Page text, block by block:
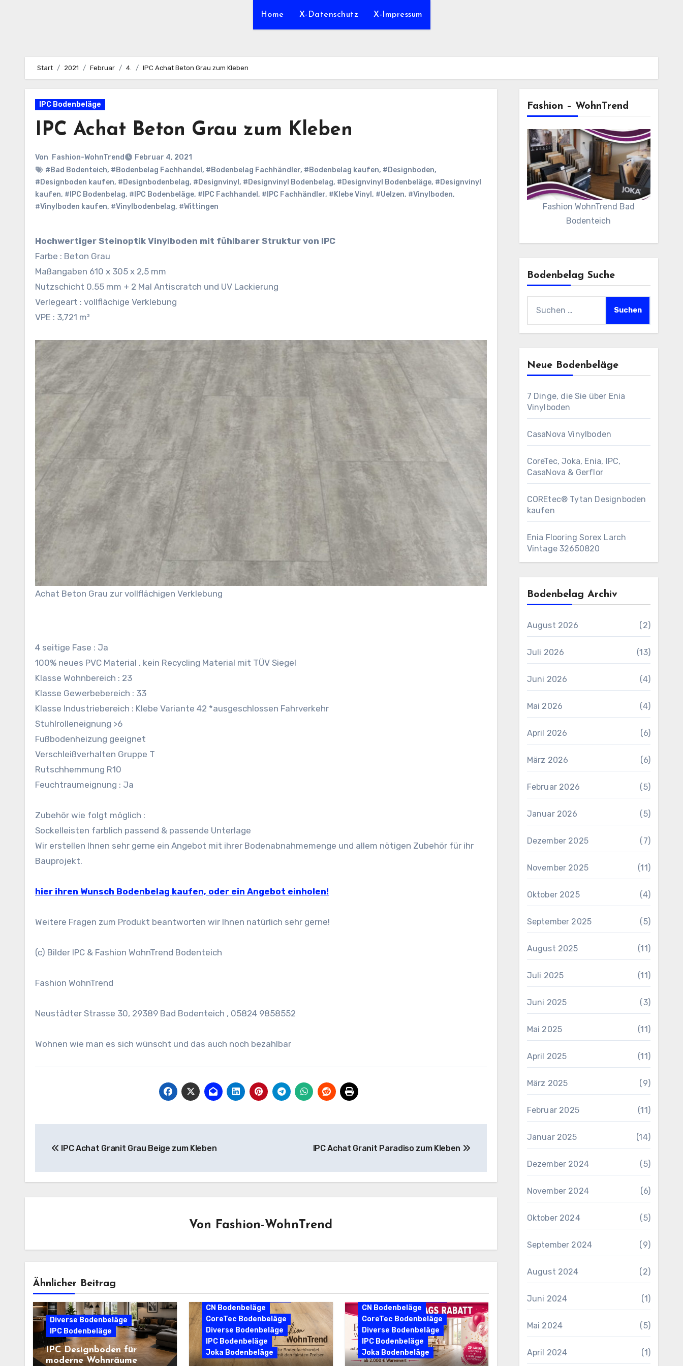
Home X-Datenschutz X-Impressum
Start 2021 Februar 4. IPC Achat Beton Grau zum Kleben
IPC Bodenbeläge
IPC Achat Beton Grau zum Kleben
Von Fashion-WohnTrend
Februar 4, 2021
#Bad Bodenteich, #Bodenbelag Fachhandel , #Bodenbelag Fachhändler, #Bodenbelag kaufen, #Designboden,
#Designboden kaufen, #Designbodenbelag, #Designvinyl , #Designvinyl Bodenbelag, #Designvinyl Bodenbeläge, #Designvinyl
kaufen, #IPC Bodenbelag, #IPC Bodenbeläge, #IPC Fachhandel , #IPC Fachhändler, #Klebe Vinyl , #Uelzen, #Vinylboden,
#Vinylboden kaufen, #Vinylbodenbelag, #Wittingen
Hochwertiger Steinoptik Vinylboden mit fühlbarer Struktur von IPC
Farbe : Beton Grau
Maßangaben 610 x 305 x 2,5 mm
Nutzschicht 0.55 mm + 2 Mal Antiscratch und UV Lackierung
Verlegeart : vollflächige Verklebung
VPE : 3,721 m²
Achat Beton Grau zur vollflächigen Verklebung
4 seitige Fase : Ja
100% neues PVC Material , kein Recycling Material mit TÜV Siegel
Klasse Wohnbereich : 23
Klasse Gewerbebereich : 33
Klasse Industriebereich : Klebe Variante 42 *ausgeschlossen Fahrverkehr
Stuhlrolleneignung >6
Fußbodenheizung geeignet
Verschleißverhalten Gruppe T
Rutschhemmung R10
Feuchtraumeignung : Ja
Zubehör wie folgt möglich :
Sockelleisten farblich passend & passende Unterlage
Wir erstellen Ihnen sehr gerne ein Angebot mit ihrer Bodenabnahmemenge und allem nötigen Zubehör für ihr
Bauprojekt.
hier ihren Wunsch Bodenbelag kaufen, oder ein Angebot einholen!
Weitere Fragen zum Produkt beantworten wir Ihnen natürlich sehr gerne!
(c) Bilder IPC & Fashion WohnTrend Bodenteich
Fashion WohnTrend
Neustädter Strasse 30, 29389 Bad Bodenteich , 05824 9858552
Wohnen wie man es sich wünscht und das auch noch bezahlbar
IPC Achat Granit Grau Beige zum Kleben IPC Achat Granit Paradiso zum Kleben
Von Fashion-WohnTrend
Ähnlicher Beitrag
Diverse Bodenbeläge
IPC Bodenbeläge
IPC Designboden für
moderne Wohnräume
Aspecta Bodenbeläge
CN Bodenbeläge
CoreTec Bodenbeläge
Diverse Bodenbeläge
IPC Bodenbeläge
Joka Bodenbeläge
Aspecta Bodenbeläge
CN Bodenbeläge
CoreTec Bodenbeläge
Diverse Bodenbeläge
IPC Bodenbeläge
Joka Bodenbeläge
Fashion – WohnTrend
Fashion WohnTrend Bad
Bodenteich
Bodenbelag Suche
nach:
Neue Bodenbeläge
7 Dinge, die Sie über Enia
Vinylboden
CasaNova Vinylboden
CoreTec, Joka, Enia, IPC,
CasaNova & Gerflor
COREtec® Tytan Designboden
kaufen
Enia Flooring Sorex ​Larch
Vintage 32650820
Bodenbelag Archiv
August 2026 (2)
Juli 2026 (13)
Juni 2026 (4)
Mai 2026 (4)
April 2026 (6)
März 2026 (6)
Februar 2026 (5)
Januar 2026 (5)
Dezember 2025 (7)
November 2025 (11)
Oktober 2025 (4)
September 2025 (5)
August 2025 (11)
Juli 2025 (11)
Juni 2025 (3)
Mai 2025 (11)
April 2025 (11)
März 2025 (9)
Februar 2025 (11)
Januar 2025 (14)
Dezember 2024 (5)
November 2024 (6)
Oktober 2024 (5)
September 2024 (9)
August 2024 (2)
Juni 2024 (1)
Mai 2024 (5)
April 2024 (1)